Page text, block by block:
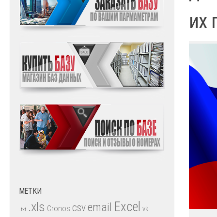
их
МЕТКИ
.txt .xls Cronos csvemail Excel vk